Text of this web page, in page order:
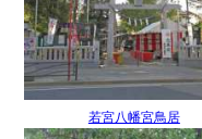
若宮八幡宮鳥居